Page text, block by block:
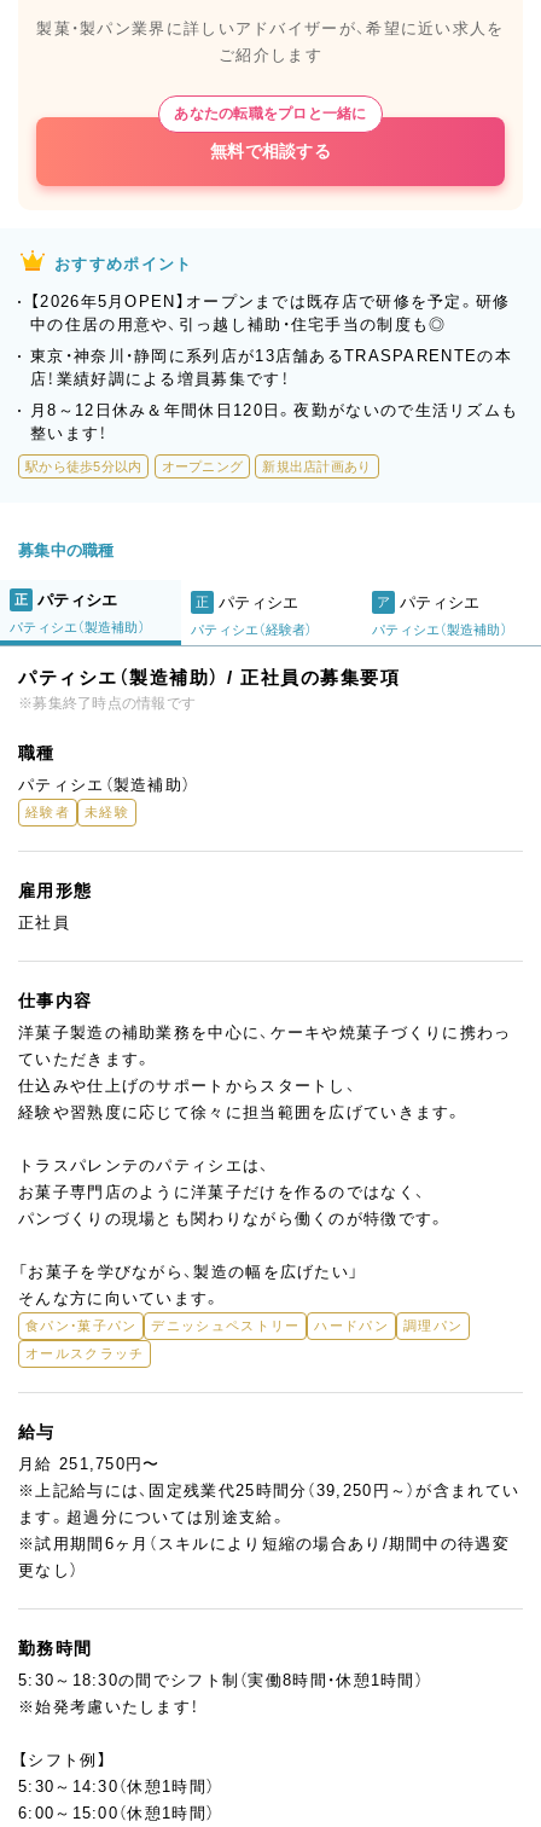
製菓・製パン業界に詳しいアドバイザーが、希望に近い求人を
ご紹介します
あなたの転職をプロと一緒に
無料で相談する
おすすめポイント
【2026年5月OPEN】オープンまでは既存店で研修を予定。研修
中の住居の用意や、引っ越し補助・住宅手当の制度も◎
東京・神奈川・静岡に系列店が13店舗あるTRASPARENTEの本
店！業績好調による増員募集です！
月8～12日休み＆年間休日120日。夜勤がないので生活リズムも
整います！
駅から徒歩5分以内 オープニング 新規出店計画あり
募集中の職種
正 パティシエ
パティシエ（製造補助）
正 パティシエ
パティシエ（経験者）
ア パティシエ
パティシエ（製造補助）
パティシエ（製造補助） / 正社員の募集要項
※募集終了時点の情報です
職種
パティシエ（製造補助）
経験者 未経験
雇用形態
正社員
仕事内容
洋菓子製造の補助業務を中心に、ケーキや焼菓子づくりに携わっ
ていただきます。
仕込みや仕上げのサポートからスタートし、
経験や習熟度に応じて徐々に担当範囲を広げていきます。
トラスパレンテのパティシエは、
お菓子専門店のように洋菓子だけを作るのではなく、
パンづくりの現場とも関わりながら働くのが特徴です。
「お菓子を学びながら、製造の幅を広げたい」
そんな方に向いています。
食パン・菓子パン デニッシュペストリー ハードパン
調理パン
オールスクラッチ
給与
月給 251,750円〜
※上記給与には、固定残業代25時間分（39,250円～）が含まれてい
ます。超過分については別途支給。
※試用期間6ヶ月（スキルにより短縮の場合あり/期間中の待遇変
更なし）
勤務時間
5:30～18:30の間でシフト制（実働8時間・休憩1時間）
※始発考慮いたします！
【シフト例】
5:30～14:30（休憩1時間）
6:00～15:00（休憩1時間）